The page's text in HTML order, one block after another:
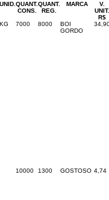
UNID. QUANT.
CONS.
QUANT.
REG.
MARCA
V.
UNIT.
R$
KG 7000 8000
BOI
GORDO
34,90
10000 1300 GOSTOSO 4,74